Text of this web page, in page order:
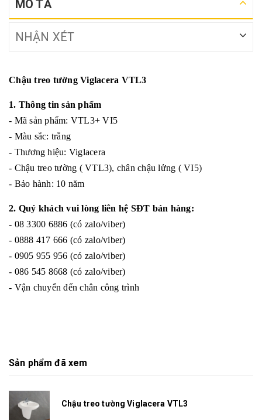
MÔ TẢ
NHẬN XÉT
Chậu treo tường Viglacera VTL3
1. Thông tin sản phẩm
- Mã sản phẩm: VTL3+ VI5
- Màu sắc: trắng
- Thương hiệu: Viglacera
- Chậu treo tường ( VTL3), chân chậu lửng ( VI5)
- Bảo hành: 10 năm
2. Quý khách vui lòng liên hệ SĐT bán hàng:
- 08 3300 6886 (có zalo/viber)
- 0888 417 666 (có zalo/viber)
- 0905 955 956 (có zalo/viber)
- 086 545 8668 (có zalo/viber)
- Vận chuyển đến chân công trình
Sản phẩm đã xem
Chậu treo tường Viglacera VTL3